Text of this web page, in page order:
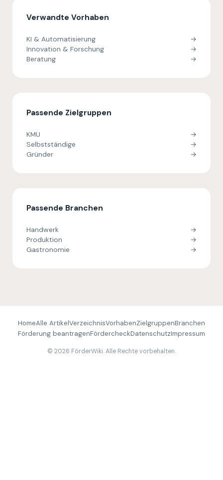
Verwandte Vorhaben
KI & Automatisierung
→
Innovation & Forschung
→
Beratung
→
Passende Zielgruppen
KMU
→
Selbstständige
→
Gründer
→
Passende Branchen
Handwerk
→
Produktion
→
Gastronomie
→
HomeAlle ArtikelVerzeichnisVorhabenZielgruppenBranchen
Förderung beantragenFördercheckDatenschutzImpressum
© 2026 FörderWiki. Alle Rechte vorbehalten.